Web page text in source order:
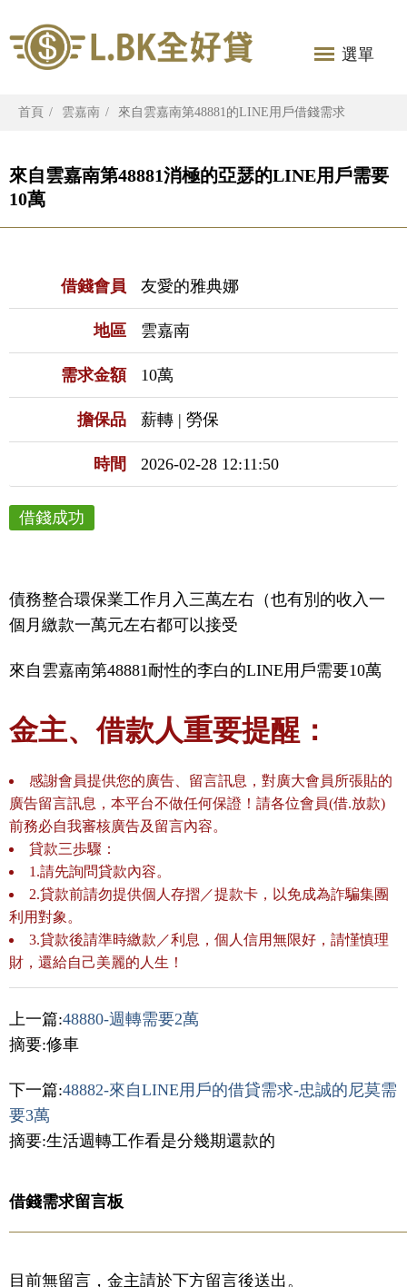
選單
首頁 雲嘉南 來自雲嘉南第48881的LINE用戶借錢需求
來自雲嘉南第48881消極的亞瑟的LINE用戶需要
10萬
借錢會員 友愛的雅典娜
地區 雲嘉南
需求金額 10萬
擔保品 薪轉 | 勞保
時間 2026-02-28 12:11:50
借錢成功
債務整合環保業工作月入三萬左右（也有別的收入一
個月繳款一萬元左右都可以接受
來自雲嘉南第48881耐性的李白的LINE用戶需要10萬
金主、借款人重要提醒：
感謝會員提供您的廣告、留言訊息，對廣大會員所張貼的
廣告留言訊息，本平台不做任何保證！請各位會員(借.放款)
前務必自我審核廣告及留言內容。
貸款三歩驟：
1.請先詢問貸款內容。
2.貸款前請勿提供個人存摺／提款卡，以免成為詐騙集團
利用對象。
3.貸款後請準時繳款／利息，個人信用無限好，請慬慎理
財，還給自己美麗的人生！
上一篇:48880-週轉需要2萬
摘要:修車
下一篇:48882-來自LINE用戶的借貸需求-忠誠的尼莫需
要3萬
摘要:生活週轉工作看是分幾期還款的
借錢需求留言板
目前無留言，金主請於下方留言後送出。